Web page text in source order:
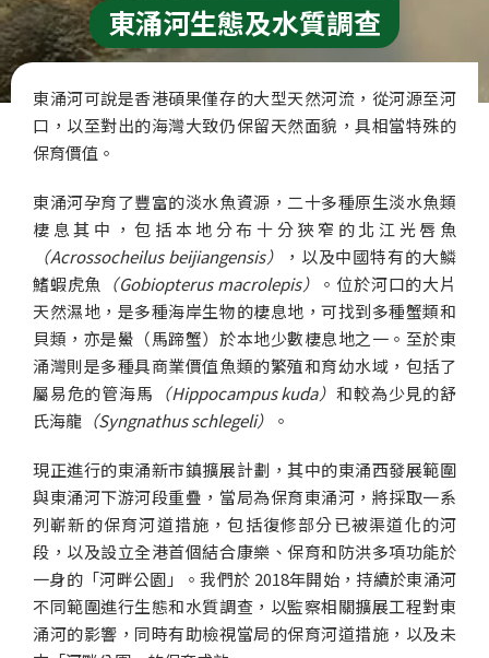
東涌河生態及水質調查
東涌河可說是香港碩果僅存的大型天然河流，從河源至河
口，以至對出的海灣大致仍保留天然面貌，具相當特殊的
保育價值。
東涌河孕育了豐富的淡水魚資源，二十多種原生淡水魚類
棲息其中，包括本地分布十分狹窄的北江光唇魚
（Acrossocheilus beijiangensis）
，以及中國特有的大鱗
鰭蝦虎魚
（Gobiopterus macrolepis）
。位於河口的大片
天然濕地，是多種海岸生物的棲息地，可找到多種蟹類和
貝類，亦是鱟（馬蹄蟹）於本地少數棲息地之一。至於東
涌灣則是多種具商業價值魚類的繁殖和育幼水域，包括了
屬易危的管海馬 （Hippocampus kuda）和較為少見的舒
氏海龍 （Syngnathus schlegeli） 。
現正進行的東涌新市鎮擴展計劃，其中的東涌西發展範圍
與東涌河下游河段重疊，當局為保育東涌河，將採取一系
列嶄新的保育河道措施，包括復修部分已被渠道化的河
段，以及設立全港首個結合康樂、保育和防洪多項功能於
一身的「河畔公園」。我們於 2018年開始，持續於東涌河
不同範圍進行生態和水質調查，以監察相關擴展工程對東
涌河的影響，同時有助檢視當局的保育河道措施，以及未